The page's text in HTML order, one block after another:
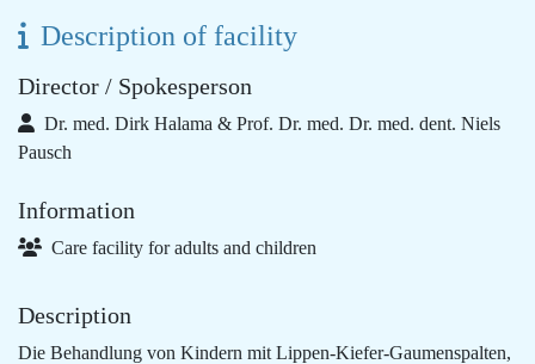
Description of facility
Director / Spokesperson
Dr. med. Dirk Halama & Prof. Dr. med. Dr. med. dent. Niels
Pausch
Information
Care facility for adults and children
Description
Die Behandlung von Kindern mit Lippen-Kiefer-Gaumenspalten,